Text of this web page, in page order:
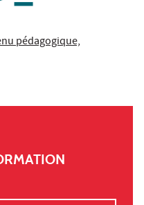
pédagogique,